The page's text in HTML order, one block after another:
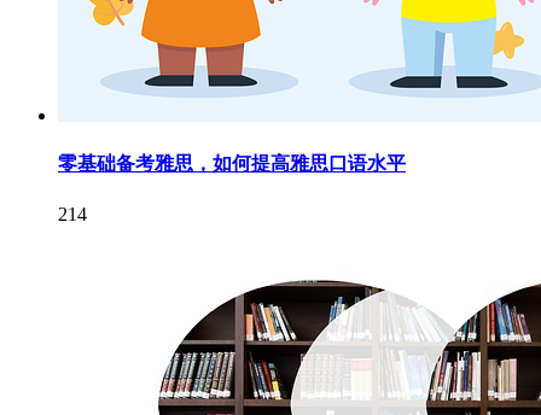
零基础备考雅思，如何提高雅思口语水平
214